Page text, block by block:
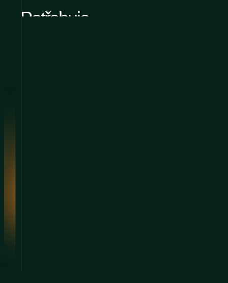
Potřebujete pomoc